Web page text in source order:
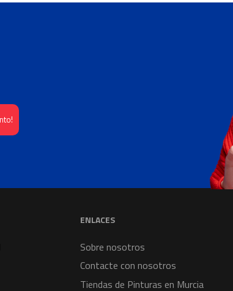
ENLACES
Sobre nosotros
Contacte con nosotros
Tiendas de Pinturas en Murcia